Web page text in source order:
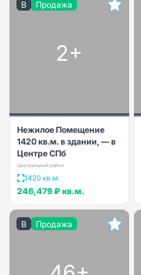
B Продажа
2+
Нежилое Помещение
1420 кв.м. в здании, — в
Центре СПб
Центральный район
1420 кв.м.
246,479 ₽ кв.м.
B Продажа